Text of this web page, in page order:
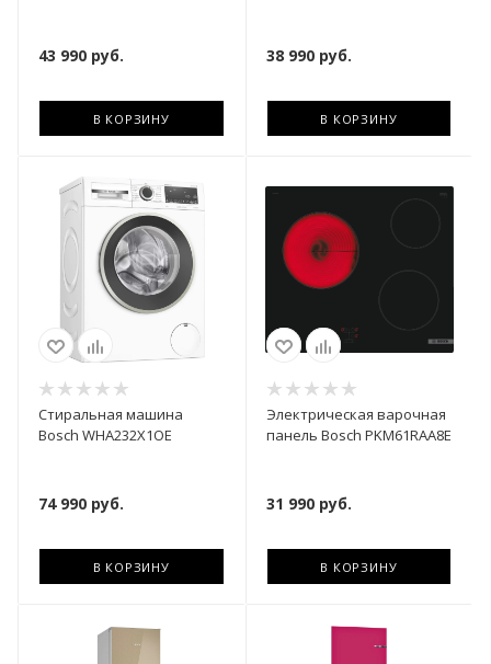
43 990 руб.
В КОРЗИНУ
38 990руб.
В КОРЗИНУ
Стиральная машина
Bosch WHA232X1OE
74 990 руб.
В КОРЗИНУ
Электрическая варочная
панель Bosch PKM61RAA8E
31 990руб.
В КОРЗИНУ